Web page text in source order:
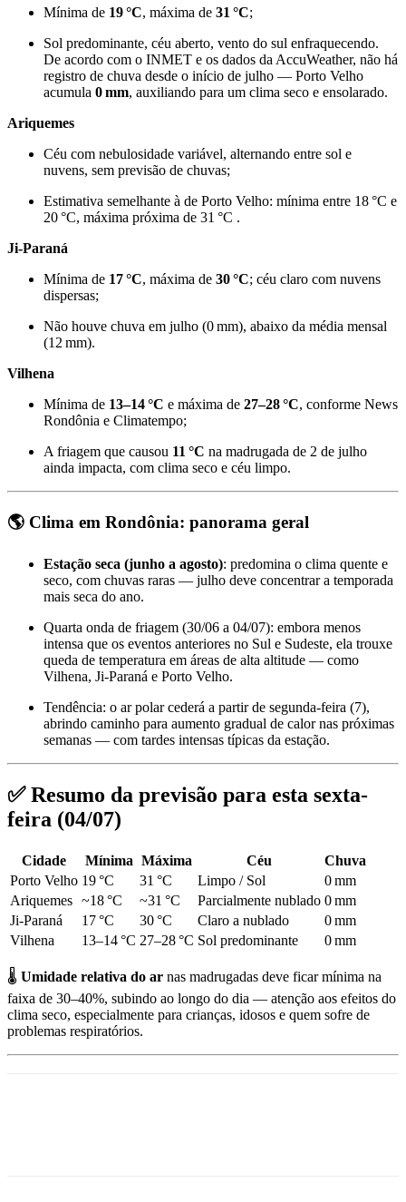
Mínima de 19 °C, máxima de 31 °C;
Sol predominante, céu aberto, vento do sul enfraquecendo.
De acordo com o INMET e os dados da AccuWeather, não há
registro de chuva desde o início de julho — Porto Velho
acumula 0 mm, auxiliando para um clima seco e ensolarado.
Ariquemes
Céu com nebulosidade variável, alternando entre sol e
nuvens, sem previsão de chuvas;
Estimativa semelhante à de Porto Velho: mínima entre 18 °C e
20 °C, máxima próxima de 31 °C .
Ji-Paraná
Mínima de 17 °C, máxima de 30 °C; céu claro com nuvens
dispersas;
Não houve chuva em julho (0 mm), abaixo da média mensal
(12 mm).
Vilhena
Mínima de 13–14 °C e máxima de 27–28 °C, conforme News
Rondônia e Climatempo;
A friagem que causou 11 °C na madrugada de 2 de julho
ainda impacta, com clima seco e céu limpo.
🌎 Clima em Rondônia: panorama geral
Estação seca (junho a agosto): predomina o clima quente e
seco, com chuvas raras — julho deve concentrar a temporada
mais seca do ano.
Quarta onda de friagem (30/06 a 04/07): embora menos
intensa que os eventos anteriores no Sul e Sudeste, ela trouxe
queda de temperatura em áreas de alta altitude — como
Vilhena, Ji-Paraná e Porto Velho.
Tendência: o ar polar cederá a partir de segunda-feira (7),
abrindo caminho para aumento gradual de calor nas próximas
semanas — com tardes intensas típicas da estação.
✅Resumo da previsão para esta sexta-
feira (04/07)
Cidade Mínima Máxima Céu
Chuva
Porto Velho 19 °C 31 °C Limpo / Sol
0 mm
Ariquemes ~18 °C ~31 °C Parcialmente nublado 0 mm
Ji-Paraná
17 °C 30 °C Claro a nublado
0 mm
Vilhena
13–14 °C 27–28 °C Sol predominante 0 mm
🌡️ Umidade relativa do ar nas madrugadas deve ficar mínima na
faixa de 30–40%, subindo ao longo do dia — atenção aos efeitos do
clima seco, especialmente para crianças, idosos e quem sofre de
problemas respiratórios.